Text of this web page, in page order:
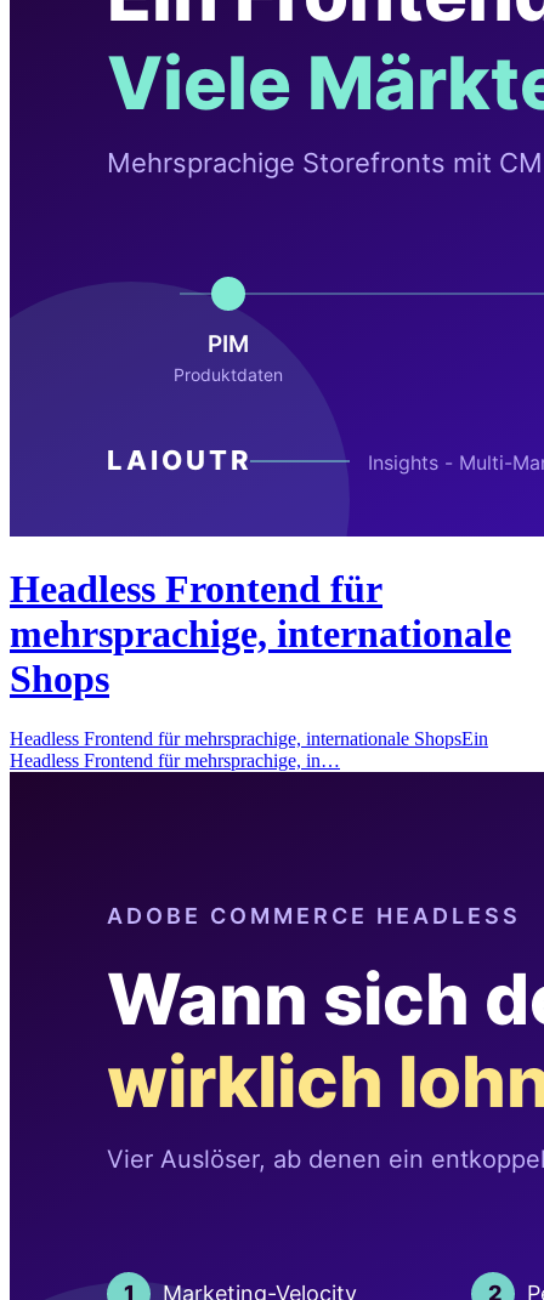
Headless Frontend für
mehrsprachige, internationale
Shops
Headless Frontend für mehrsprachige, internationale ShopsEin
Headless Frontend für mehrsprachige, in…